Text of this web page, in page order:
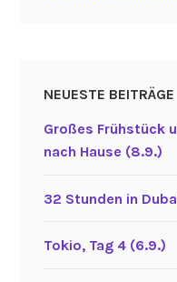
NEUESTE BEITRÄGE
Großes Frühstück
nach Hause (8.9.)
32 Stunden in
Tokio, Tag 4 (6.9.)